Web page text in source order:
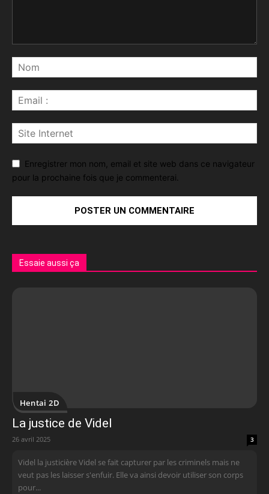
Enregistrer mon nom, email et site web dans ce navigateur
pour la prochaine fois que je commenterai.
Essaie aussi ça
Hentai 2D
La justice de Videl
26 avril 2025 3
Videl la justicière Videl se fait capturer par les criminels mais ne
veut pas les laisser s'enfuir. Elle va ainsi devoir utiliser son corps
pour...